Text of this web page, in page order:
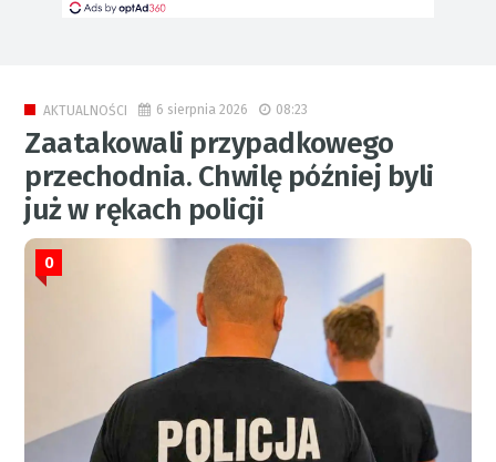
AKTUALNOŚCI 6 sierpnia 2026 08:23
Zaatakowali przypadkowego
przechodnia. Chwilę później byli
już w rękach policji
0